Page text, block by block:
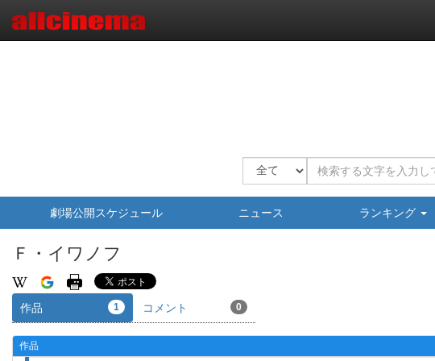
劇場公開スケジュール ニュース ランキング
Ｆ・イワノフ
作品 1 コメント 0
作品